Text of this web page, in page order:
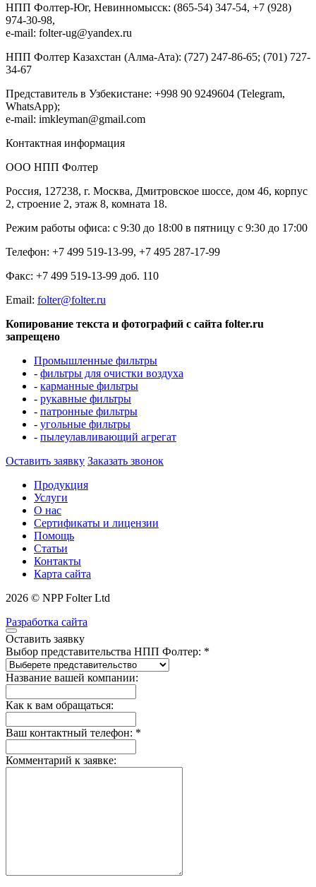
НПП Фолтер-Юг, Невинномысск: (865-54) 347-54, +7 (928)
974-30-98,
e-mail: folter-ug@yandex.ru
НПП Фолтер Казахстан (Алма-Ата): (727) 247-86-65; (701) 727-
34-67
Представитель в Узбекистане: +998 90 9249604 (Telegram,
WhatsApp);
e-mail: imkleyman@gmail.com
Контактная информация
ООО НПП Фолтер
Россия, 127238, г. Москва, Дмитровское шоссе, дом 46, корпус
2, строение 2, этаж 8, комната 18.
Режим работы офиса: с 9:30 до 18:00 в пятницу с 9:30 до 17:00
Телефон: +7 499 519-13-99, +7 495 287-17-99
Факс: +7 499 519-13-99 доб. 110
Еmail: folter@folter.ru
Копирование текста и фотографий с сайта folter.ru
запрещено
Промышленные фильтры
- фильтры для очистки воздуха
- карманные фильтры
- рукавные фильтры
- патронные фильтры
- угольные фильтры
- пылеулавливающий агрегат
Оставить заявку Заказать звонок
Продукция
Услуги
О нас
Сертификаты и лицензии
Помощь
Статьи
Контакты
Карта сайта
2026 © NPP Folter Ltd
Разработка сайта
Оставить заявку
Выбор представительства НПП Фолтер: *
Название вашей компании:
Как к вам обращаться:
Ваш контактный телефон: *
Комментарий к заявке: